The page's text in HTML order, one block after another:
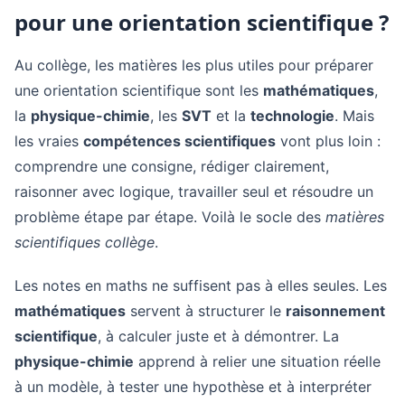
pour une orientation scientifique ?
Au collège, les matières les plus utiles pour préparer
une orientation scientifique sont les mathématiques,
la physique-chimie, les SVT et la technologie. Mais
les vraies compétences scientifiques vont plus loin :
comprendre une consigne, rédiger clairement,
raisonner avec logique, travailler seul et résoudre un
problème étape par étape. Voilà le socle des matières
scientifiques collège.
Les notes en maths ne suffisent pas à elles seules. Les
mathématiques servent à structurer le raisonnement
scientifique, à calculer juste et à démontrer. La
physique-chimie apprend à relier une situation réelle
à un modèle, à tester une hypothèse et à interpréter